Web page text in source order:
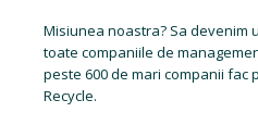
Misiunea noastra? Sa devenim
toate companiile de
peste 600 de mari companii fac
Recycle.